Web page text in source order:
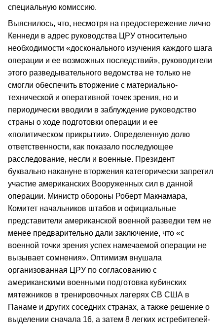
специальную комиссию.
Выяснилось, что, несмотря на предостережение лично
Кеннеди в адрес руководства ЦРУ относительно
необходимости «досконального изучения каждого шага
операции и ее возможных последствий», руководители
этого разведывательного ведомства не только не
смогли обеспечить вторжение с материально-
технической и оперативной точек зрения, но и
периодически вводили в заблуждение руководство
страны о ходе подготовки операции и ее
«политическом прикрытии». Определенную долю
ответственности, как показало последующее
расследование, несли и военные. Президент
буквально накануне вторжения категорически запретил
участие американских Вооруженных сил в данной
операции. Министр обороны Роберт Макнамара,
Комитет начальников штабов и официальные
представители американской военной разведки тем не
менее предварительно дали заключение, что «с
военной точки зрения успех намечаемой операции не
вызывает сомнения». Оптимизм внушала
организованная ЦРУ по согласованию с
американскими военными подготовка кубинских
мятежников в тренировочных лагерях СВ США в
Панаме и других соседних странах, а также решение о
выделении сначала 16, а затем 8 легких истребителей-